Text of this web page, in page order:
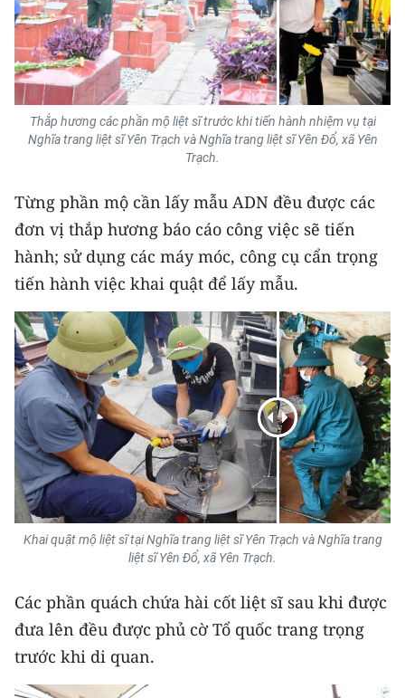
Đồng bằng sông Hồng
Bắc Trung Bộ
Duyên hải Nam Trung Bộ và Tây
Nguyên
Đồng bằng sông Cửu Long
Chuyên trang Hà Nội
Chuyên trang TP. Hồ Chí Minh
CHUYÊN ĐỀ
CÁC CHUYÊN TRANG
VỀ BÁO NHÂN DÂN
THỜI NAY
NHÂN DÂN CUỐI TUẦN
NHÂN DÂN HẰNG THÁNG
MUA BÁO
ĐỌC BÁO IN
Thắp hương các phần mộ liệt sĩ trước khi tiến hành nhiệm vụ tại
Nghĩa trang liệt sĩ Yên Trạch và Nghĩa trang liệt sĩ Yên Đổ, xã Yên
Trạch.
Từng phần mộ cần lấy mẫu ADN đều được các
đơn vị thắp hương báo cáo công việc sẽ tiến
hành; sử dụng các máy móc, công cụ cẩn trọng
tiến hành việc khai quật để lấy mẫu.
Khai quật mộ liệt sĩ tại Nghĩa trang liệt sĩ Yên Trạch và Nghĩa trang
liệt sĩ Yên Đổ, xã Yên Trạch.
Các phần quách chứa hài cốt liệt sĩ sau khi được
đưa lên đều được phủ cờ Tổ quốc trang trọng
trước khi di quan.